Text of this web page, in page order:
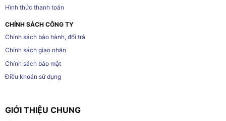
Hình thức thanh toán
CHÍNH SÁCH CÔNG TY
Chính sách bảo hành, đổi trả
Chính sách giao nhận
Chính sách bảo mật
Điều khoản sử dụng
GIỚI THIỆU CHUNG